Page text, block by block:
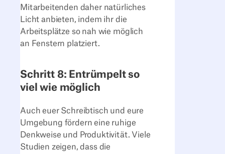
Mitarbeitenden daher natürliches
Licht anbieten, indem ihr die
Arbeitsplätze so nah wie möglich
an Fenstern platziert.
Schritt 8: Entrümpelt so
viel wie möglich
Auch euer Schreibtisch und eure
Umgebung fördern eine ruhige
Denkweise und Produktivität. Viele
Studien zeigen, dass die